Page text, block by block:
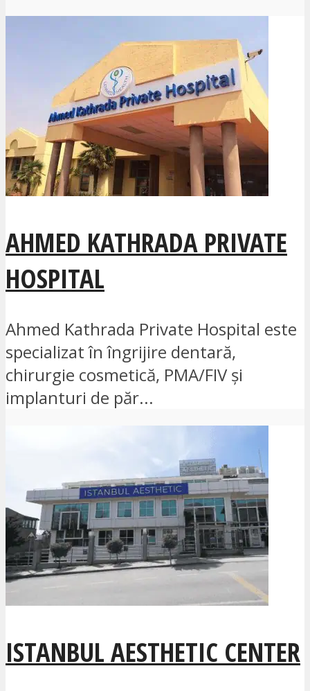
AHMED KATHRADA PRIVATE
HOSPITAL
Ahmed Kathrada Private Hospital este
specializat în îngrijire dentară,
chirurgie cosmetică, PMA/FIV și
implanturi de păr...
ISTANBUL AESTHETIC CENTER